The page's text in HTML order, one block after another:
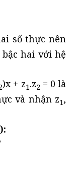
số thực nên
hai với hệ
)x + z1.z2 = 0 là
và nhận z1,